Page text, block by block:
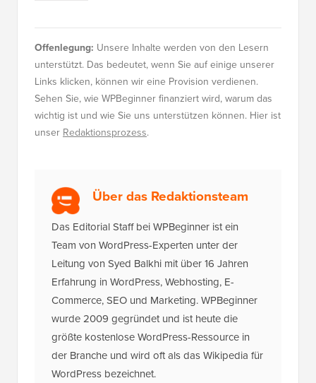
Offenlegung: Unsere Inhalte werden von den Lesern
unterstützt. Das bedeutet, wenn Sie auf einige unserer
Links klicken, können wir eine Provision verdienen.
Sehen Sie, wie WPBeginner finanziert wird, warum das
wichtig ist und wie Sie uns unterstützen können. Hier ist
unserRedaktionsprozess.
Über das Redaktionsteam
Das Editorial Staff bei WPBeginner ist ein
Team von WordPress-Experten unter der
Leitung von Syed Balkhi mit über 16 Jahren
Erfahrung in WordPress, Webhosting, E-
Commerce, SEO und Marketing. WPBeginner
wurde 2009 gegründet und ist heute die
größte kostenlose WordPress-Ressource in
der Branche und wird oft als das Wikipedia für
WordPress bezeichnet.